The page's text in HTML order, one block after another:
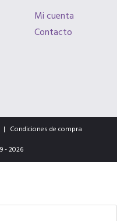
Mi cuenta
Contacto
Condiciones de compra
- 2026